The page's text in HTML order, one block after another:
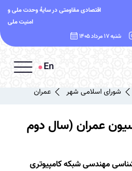
اقتصادی مقاومتی در سایۀ وحدت ملی و
امنیت ملی
شنبه 17 مرداد 1405
En
شورای اسلامی شهر عمران
عمران(سال دوم
مهندسی شبکه کامپیوتری